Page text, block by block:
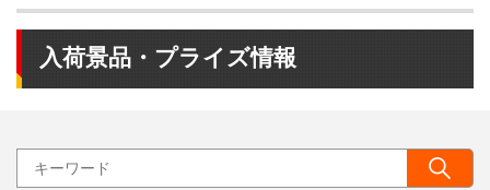
入荷景品・プライズ情報